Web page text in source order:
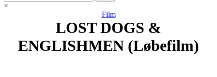
×
Film
LOST DOGS &
ENGLISHMEN (Løbefilm)